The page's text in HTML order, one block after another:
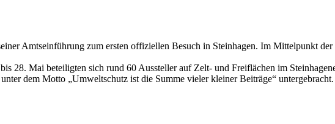
Amtseinführung zum ersten offiziellen Besuch in Steinhagen. Im Mittelpunkt der
28. Mai beteiligten sich rund 60 Aussteller auf Zelt- und Freiflächen im
dem Motto „Umweltschutz ist die Summe vieler kleiner Beiträge“ untergebracht.